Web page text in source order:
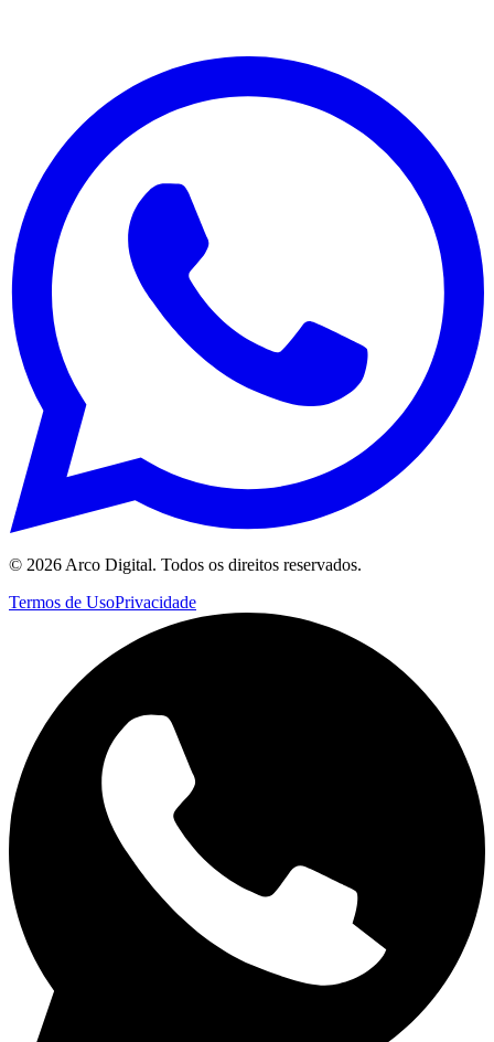
© 2026 Arco Digital. Todos os direitos reservados.
Termos de UsoPrivacidade